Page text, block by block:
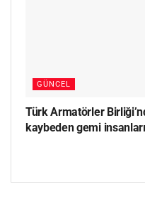
GÜNCEL
Türk Armatörler
kaybeden gemi